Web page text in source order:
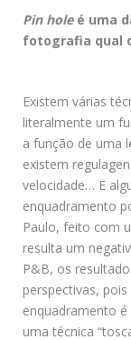
Pin holeé uma
fotografia qual
Existem várias
literalmente um
a função de uma
existem
velocidade… E
enquadramento
Paulo, feito com
resulta um
P&B, os
perspectivas,
enquadramento é
uma técnica